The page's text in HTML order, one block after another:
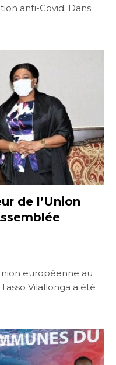
anti-Covid. Dans
de l’Union
européenne au
Vilallonga a été